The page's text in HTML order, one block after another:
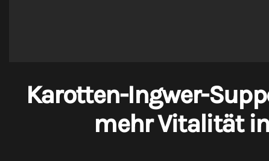
Karotten-Ingwer-
mehr Vitalität